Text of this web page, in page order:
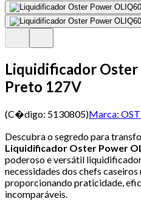
Liquidificador
Preto 127V
(C�digo: 5130805)Marca:
Descubra o segredo para
Liquidificador Oster Power
poderoso e versátil
necessidades dos chefs caseiros
proporcionando praticidade,
incomparáveis.